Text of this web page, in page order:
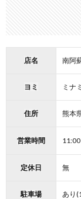
店名 南阿
ヨミ ミナ
住所 熊本
営業時間
定休日 無
駐車場 あり